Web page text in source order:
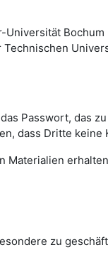
Passwort, das
dass Dritte keine
Materialien
zu